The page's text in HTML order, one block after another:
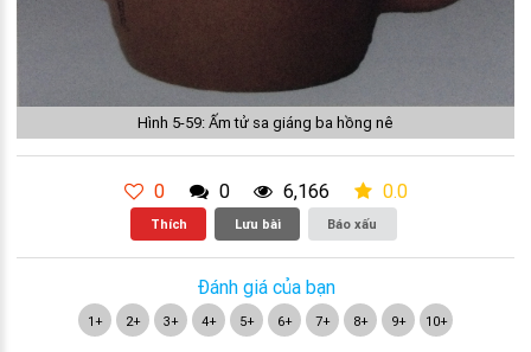
Hình 5-59: Ấm tử sa giáng ba hồng nê
0 0 6,166 0.0
Thích Lưu bài Báo xấu
Đánh giá của bạn
1+ 2+ 3+ 4+ 5+ 6+ 7+ 8+ 9+ 10+